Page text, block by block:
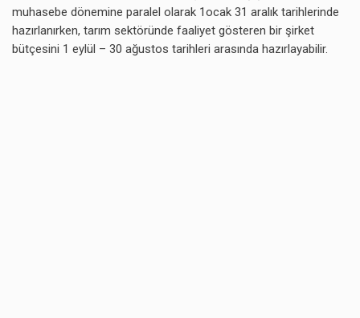
muhasebe dönemine paralel olarak 1ocak 31 aralık tarihlerinde
hazırlanırken, tarım sektöründe faaliyet gösteren bir şirket
bütçesini 1 eylül – 30 ağustos tarihleri arasında hazırlayabilir.